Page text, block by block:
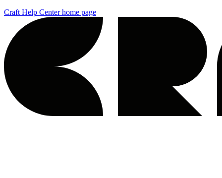
Craft Help Centerhome page